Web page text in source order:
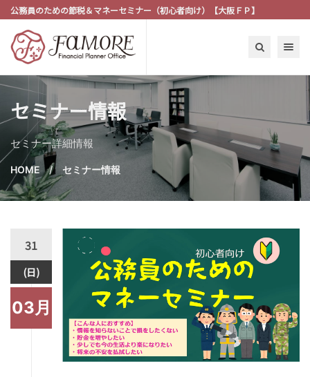
公務員のための節税＆マネーセミナー（初心者向け）【大阪ＦＰ】
Toggle
セミナー情報
セミナー詳細情報
HOME セミナー情報
31
(日)
03月